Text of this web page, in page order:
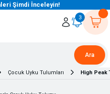
Şimdi İnceleyin!
Ara
3
Çocuk Uyku Tulumları High Peak